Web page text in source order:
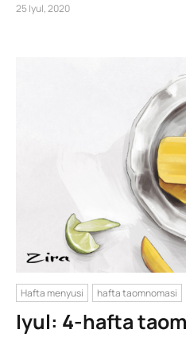
25 Iyul, 2020
Hafta menyusi hafta taomnomasi
Iyul: 4-hafta